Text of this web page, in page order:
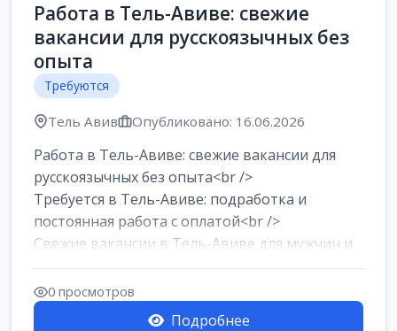
Работа в Тель-Авиве: свежие
вакансии для русскоязычных без
опыта
Требуются
Тель Авив Опубликовано: 16.06.2026
Работа в Тель-Авиве: свежие вакансии для
русскоязычных без опыта<br />
Требуется в Тель-Авиве: подработка и
постоянная работа с оплатой<br />
Свежие вакансии в Тель-Авиве для мужчин и
женщин от хозя...
0 просмотров
Подробнее